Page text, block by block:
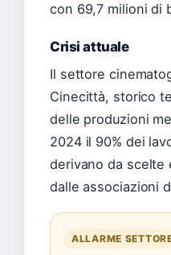
con 69,7 milioni di
Crisi attuale
Il settore
Cinecittà, storico
delle produzioni
2024 il 90% dei
derivano da scelte
dalle associazioni
ALLARME